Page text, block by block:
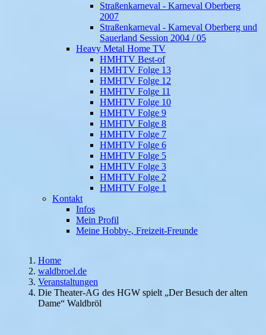
Straßenkarneval - Karneval Oberberg
2007
Straßenkarneval - Karneval Oberberg und
Sauerland Session 2004 / 05
Heavy Metal Home TV
HMHTV Best-of
HMHTV Folge 13
HMHTV Folge 12
HMHTV Folge 11
HMHTV Folge 10
HMHTV Folge 9
HMHTV Folge 8
HMHTV Folge 7
HMHTV Folge 6
HMHTV Folge 5
HMHTV Folge 3
HMHTV Folge 2
HMHTV Folge 1
Kontakt
Infos
Mein Profil
Meine Hobby-, Freizeit-Freunde
Home
waldbroel.de
Veranstaltungen
Die Theater-AG des HGW spielt „Der Besuch der alten
Dame“ Waldbröl